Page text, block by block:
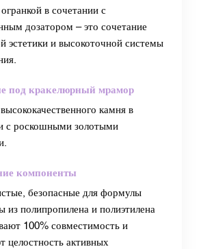
в ​​сочетании с
дозатором – это сочетание
эстетики и высокоточной системы
под кракелюрный мрамор
камня в
с роскошными золотыми
компоненты
безопасные для формулы
из полипропилена и полиэтилена
100% совместимость и
целостность активных